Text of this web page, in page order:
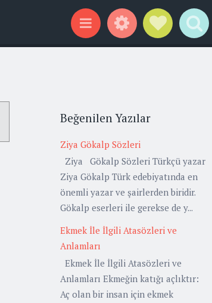
Menu WidgetsSocial
Beğenilen Yazılar
Ziya Gökalp Sözleri
Ziya Gökalp Sözleri Türkçü yazar
Ziya Gökalp Türk edebiyatında en
önemli yazar ve şairlerden biridir.
Gökalp eserleri ile gerekse de y...
Ekmek İle İlgili Atasözleri ve
Anlamları
Ekmek İle İlgili Atasözleri ve
Anlamları Ekmeğin katığı açlıktır:
Aç olan bir insan için ekmek